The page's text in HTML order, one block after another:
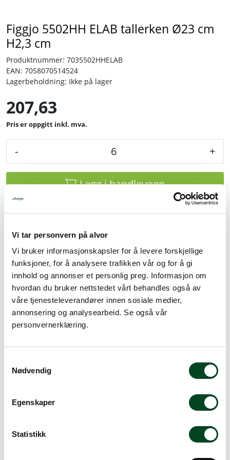
Vi tar personvern på alvor
Vi bruker informasjonskapsler for å levere forskjellige
funksjoner, for å analysere trafikken vår og for å gi
innhold og annonser et personlig preg. Informasjon om
hvordan du bruker nettstedet vårt behandles også av
våre tjenesteleverandører innen sosiale medier,
annonsering og analysearbeid. Se også vår
personvernerklæring.
Nødvendig
Egenskaper
Statistikk
Figgjo 5502HH ELAB tallerken Ø23 cm
H2,3 cm
Produktnummer: 7035502HHELAB
EAN: 7058070514524
Lagerbeholdning: Ikke på lager
207,63
inkl. mva.
- +
Legg i handlevogn
Legg til favoritter
Beskrivelse
duse varianter av grønn, brun og rosa; inspirert av
skog, sand og den rosa kveldshimmelen.
Bestillingsvare
Dette produktet er bestillingsvare eller er ikke på lager for
øyeblikket. Vennligst ta kontakt ved spørsmål om
leveringstid. Mer info
Tjenester
Bransjer
Kontakt